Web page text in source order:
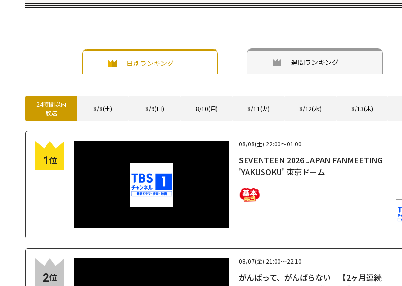
日別ランキング 週間ランキング
24時間以内
放送
8/8(土) 8/9(日) 8/10(月) 8/11(火) 8/12(水) 8/13(木)
1位
08/08(土) 22:00～01:00
SEVENTEEN 2026 JAPAN FANMEETING
'YAKUSOKU' 東京ドーム
2位
08/07(金) 21:00～22:10
がんばって、がんばらない 【2ヶ月連続